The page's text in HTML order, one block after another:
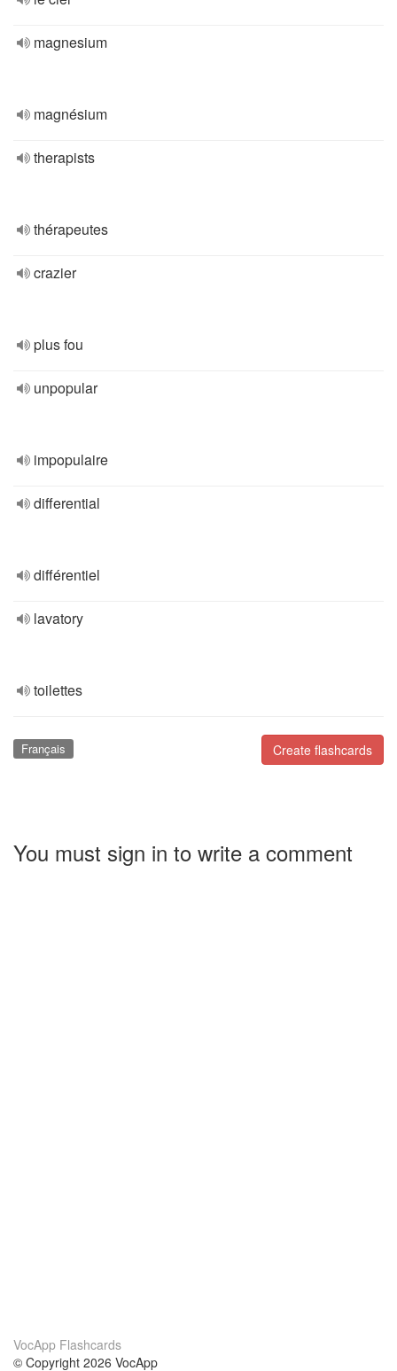
magnesium
magnésium
therapists
thérapeutes
crazier
plus fou
unpopular
impopulaire
differential
différentiel
lavatory
toilettes
Create flashcards
Français
You must sign in to write a comment
VocApp Flashcards
© Copyright 2026 VocApp